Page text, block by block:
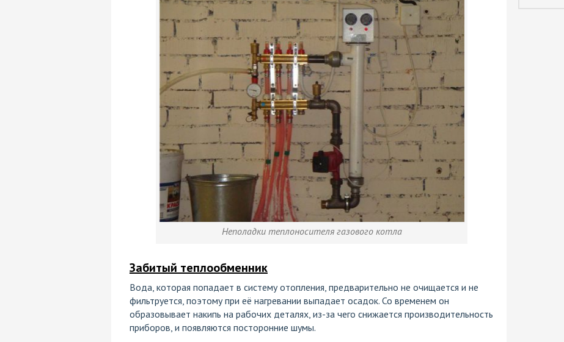
Неполадки теплоносителя газового котла
Забитый теплообменник
Вода, которая попадает в систему отопления, предварительно не очищается и не
фильтруется, поэтому при её нагревании выпадает осадок. Со временем он
образовывает накипь на рабочих деталях, из-за чего снижается производительность
приборов, и появляются посторонние шумы.